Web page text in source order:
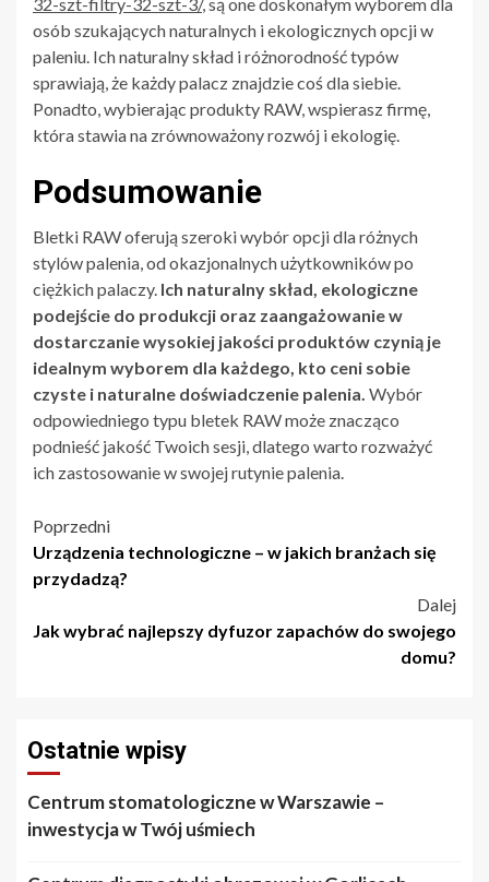
osób szukających naturalnych i ekologicznych opcji w
paleniu. Ich naturalny skład i różnorodność typów
sprawiają, że każdy palacz znajdzie coś dla siebie.
Ponadto, wybierając produkty RAW, wspierasz firmę,
która stawia na zrównoważony rozwój i ekologię.
Podsumowanie
Bletki RAW oferują szeroki wybór opcji dla różnych
stylów palenia, od okazjonalnych użytkowników po
ciężkich palaczy. Ich naturalny skład, ekologiczne
podejście do produkcji oraz zaangażowanie w
dostarczanie wysokiej jakości produktów czynią je
idealnym wyborem dla każdego, kto ceni sobie
czyste i naturalne doświadczenie palenia. Wybór
odpowiedniego typu bletek RAW może znacząco
podnieść jakość Twoich sesji, dlatego warto rozważyć
ich zastosowanie w swojej rutynie palenia.
Nawigacja
wpisu
Poprzedni
Urządzenia technologiczne – w jakich branżach się
przydadzą?
Dalej
Jak wybrać najlepszy dyfuzor zapachów do swojego
domu?
Ostatnie wpisy
Centrum stomatologiczne w Warszawie –
inwestycja w Twój uśmiech